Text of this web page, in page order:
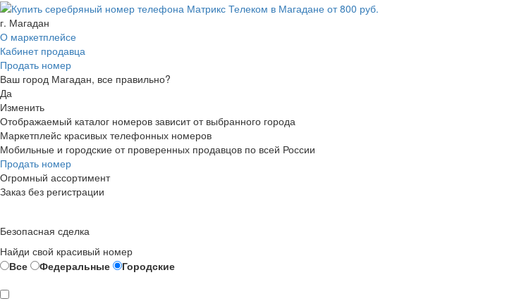
г. Магадан
О маркетплейсе
Кабинет продавца
Продать номер
Ваш город Магадан, все правильно?
Да
Изменить
Отображаемый каталог номеров зависит от выбранного города
Маркетплейс красивых телефонных номеров
Мобильные и городские от проверенных продавцов по всей России
Продать номер
Огромный ассортимент
Заказ без регистрации
Безопасная сделка
Найди свой красивый номер
Все
Федеральные Городские